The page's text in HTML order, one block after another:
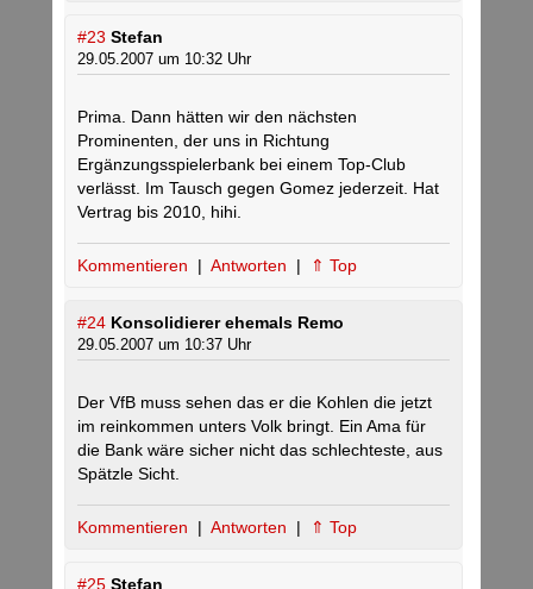
#23 Stefan
29.05.2007 um 10:32 Uhr
Prima. Dann hätten wir den nächsten
Prominenten, der uns in Richtung
Ergänzungsspielerbank bei einem Top-Club
verlässt. Im Tausch gegen Gomez jederzeit. Hat
Vertrag bis 2010, hihi.
Kommentieren | Antworten | ⇑ Top
#24 Konsolidierer ehemals Remo
29.05.2007 um 10:37 Uhr
Der VfB muss sehen das er die Kohlen die jetzt
im reinkommen unters Volk bringt. Ein Ama für
die Bank wäre sicher nicht das schlechteste, aus
Spätzle Sicht.
Kommentieren | Antworten | ⇑ Top
#25 Stefan